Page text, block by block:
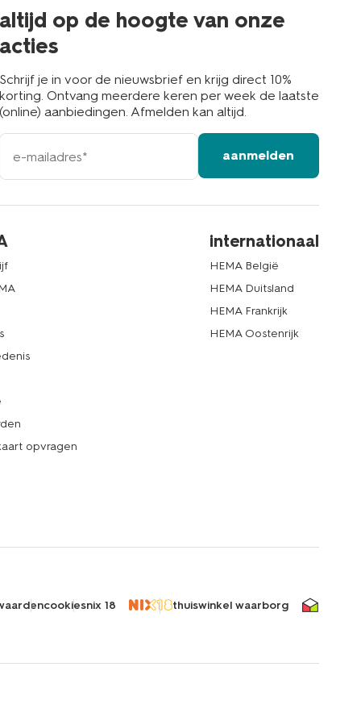
altijd op de hoogte van onze
acties
Schrijf je in voor de nieuwsbrief en krijg direct 10%
korting. Ontvang meerdere keren per week de laatste
(online) aanbiedingen. Afmelden kan altijd.
e-
mailadres
aanmelden
opvragen
internationaal
HEMA België
HEMA Duitsland
HEMA Frankrijk
HEMA Oostenrijk
cookiesnix 18 thuiswinkel waarborg